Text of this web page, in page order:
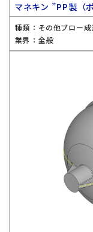
マネキン ”PP製 （
種類 ： その他ブロー
業界 ： 全般